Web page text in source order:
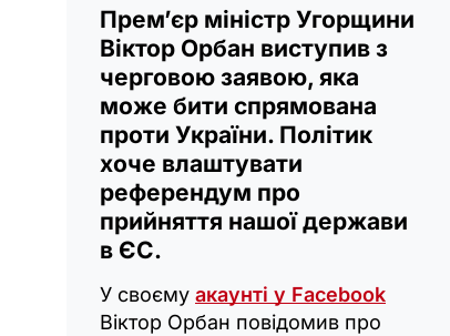
Прем’єр міністр Угорщини
Віктор Орбан виступив з
черговою заявою, яка
може бити спрямована
проти України. Політик
хоче влаштувати
референдум про
прийняття нашої держави
в ЄС.
У своєму акаунті у Facebook
Віктор Орбан повідомив про